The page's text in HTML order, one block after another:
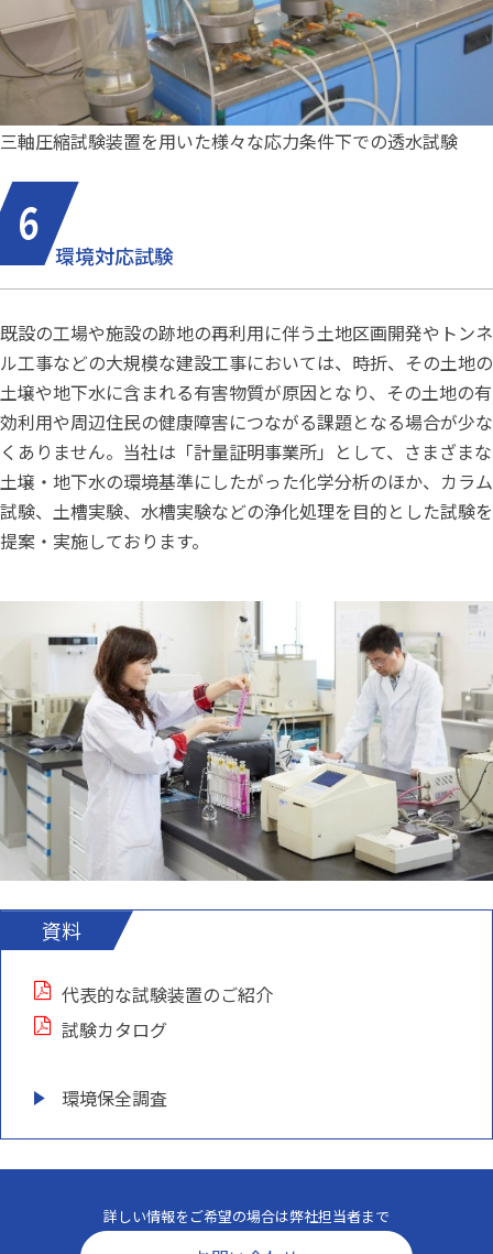
三軸圧縮試験装置を用いた様々な応力条件下での透水試験
環境対応試験
既設の工場や施設の跡地の再利用に伴う土地区画開発やトンネ
ル工事などの大規模な建設工事においては、時折、その土地の
土壌や地下水に含まれる有害物質が原因となり、その土地の有
効利用や周辺住民の健康障害につながる課題となる場合が少な
くありません。当社は「計量証明事業所」として、さまざまな
土壌・地下水の環境基準にしたがった化学分析のほか、カラム
試験、土槽実験、水槽実験などの浄化処理を目的とした試験を
提案・実施しております。
資料
代表的な試験装置のご紹介
試験カタログ
環境保全調査
詳しい情報をご希望の場合は弊社担当者まで